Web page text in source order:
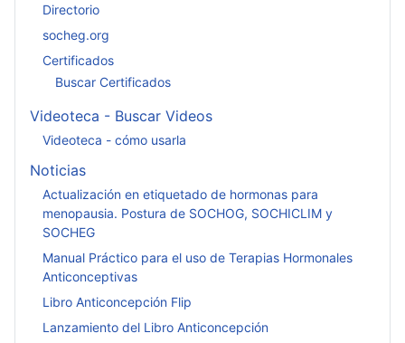
Directorio
socheg.org
Certificados
Buscar Certificados
Videoteca - Buscar Videos
Videoteca - cómo usarla
Noticias
Actualización en etiquetado de hormonas para
menopausia. Postura de SOCHOG, SOCHICLIM y
SOCHEG
Manual Práctico para el uso de Terapias Hormonales
Anticonceptivas
Libro Anticoncepción Flip
Lanzamiento del Libro Anticoncepción